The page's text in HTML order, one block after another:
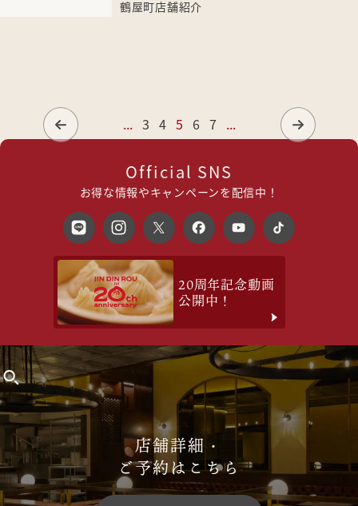
鶴屋町店舗紹介
... 3 4 5 6 7 ...
Official SNS
お得な情報やキャンペーンを配信中！
20周年記念動画
公開中！
店舗詳細・
ご予約はこちら